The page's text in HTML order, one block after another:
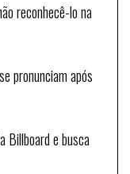
reconhecê-lo na
pronunciam após
Billboard e busca